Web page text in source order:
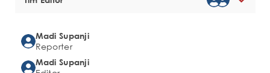
Madi Supanji
Reporter
Madi Supanji